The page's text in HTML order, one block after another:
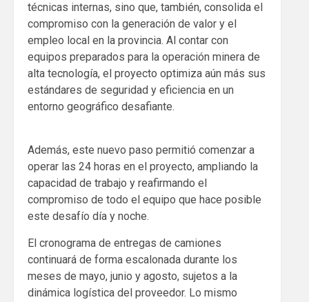
técnicas internas, sino que, también, consolida el
compromiso con la generación de valor y el
empleo local en la provincia. Al contar con
equipos preparados para la operación minera de
alta tecnología, el proyecto optimiza aún más sus
estándares de seguridad y eficiencia en un
entorno geográfico desafiante.
Además, este nuevo paso permitió comenzar a
operar las 24 horas en el proyecto, ampliando la
capacidad de trabajo y reafirmando el
compromiso de todo el equipo que hace posible
este desafío día y noche.
El cronograma de entregas de camiones
continuará de forma escalonada durante los
meses de mayo, junio y agosto, sujetos a la
dinámica logística del proveedor. Lo mismo